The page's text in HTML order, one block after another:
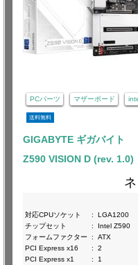
PCパーツ マザーボード
送料無料
GIGABYTE ギガバイト
Z590 VISION D (rev. 1.0)
対応CPUソケット
:
LGA1200
チップセット
:
Intel Z590
フォームファクター
:
ATX
PCI Express x16
:
2
PCI Express x1
:
1